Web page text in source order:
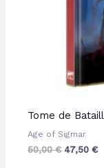
Tome de
Age of Sigmar
50,00€ 47,50 €